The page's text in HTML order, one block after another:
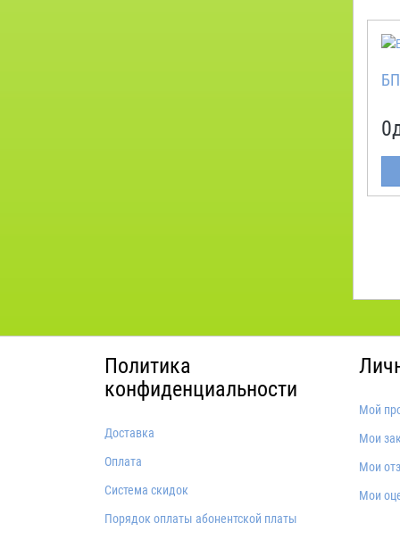
0
Политика
конфиденциальности
Доставка
Оплата
Система скидок
Порядок оплаты абонентской платы
Мой
Мои
Мои
Мои